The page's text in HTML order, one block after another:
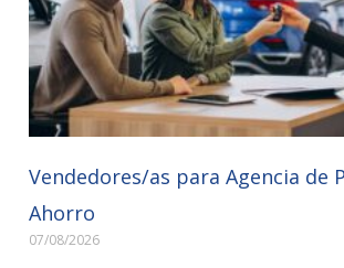
Vendedores/as para Agencia de
Ahorro
07/08/2026